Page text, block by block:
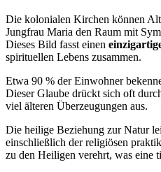
Die kolonialen Kirchen können
Jungfrau Maria den Raum mit
Dieses Bild fasst einen
spirituellen Lebens zusammen.
Etwa 90 % der Einwohner
Dieser Glaube drückt sich oft
viel älteren Überzeugungen aus.
Die heilige Beziehung zur Natur
einschließlich der religiösen
zu den Heiligen verehrt, was eine